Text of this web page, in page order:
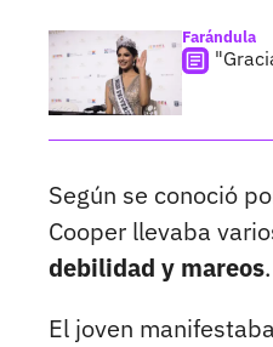
Farándula
Según se conoció
Cooper llevaba
debilidad y mareos.
El joven